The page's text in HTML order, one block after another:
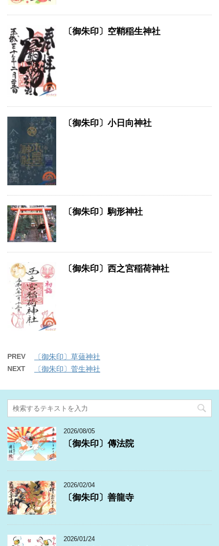
〔御朱印〕空鞘稲生神社
〔御朱印〕小日向神社
〔御朱印〕駒形神社
〔御朱印〕西之宮稲荷神社
PREV 〔御朱印〕草薙神社
NEXT 〔御朱印〕菅生神社
2026/08/05
〔御朱印〕傳法院
2026/02/04
〔御朱印〕善龍寺
2026/01/24